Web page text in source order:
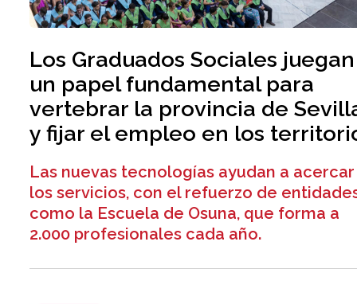
Los Graduados Sociales juegan
un papel fundamental para
vertebrar la provincia de
y fijar el empleo en los
Las nuevas tecnologías ayudan a acercar
los servicios, con el refuerzo de
como la Escuela de Osuna, que forma a
2.000 profesionales cada año.